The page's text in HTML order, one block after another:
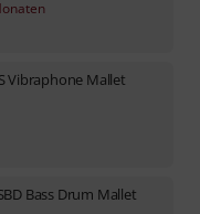
Vibraphone Mallet
Bass Drum Mallet